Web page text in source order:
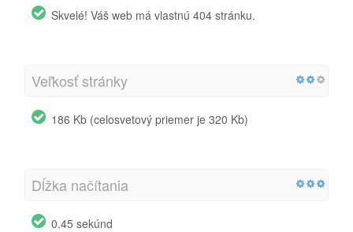
Skvelé! Váš web má vlastnú 404 stránku.
Veľkosť stránky
186 Kb (celosvetový priemer je 320 Kb)
Dĺžka načítania
0.45 sekúnd